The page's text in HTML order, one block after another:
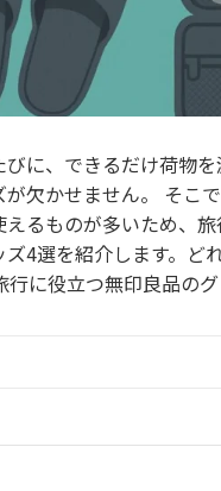
に、できるだけ荷物
欠かせません。 そこ
えるものが多いため、
4選を紹介します。ど
行に役立つ無印良品の